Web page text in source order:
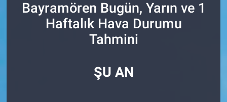
Bayramören Bugün, Yarın ve 1
Haftalık Hava Durumu
Tahmini
ŞU AN